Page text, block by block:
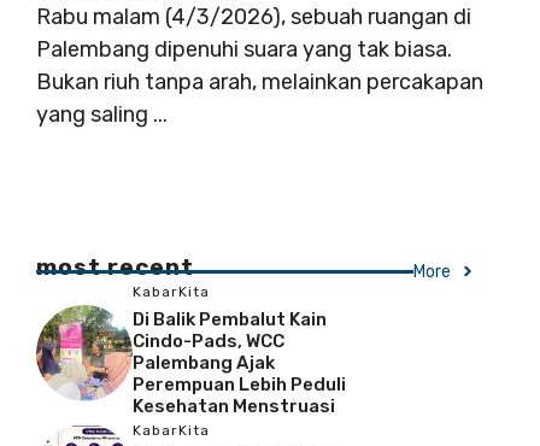
Rabu malam (4/3/2026), sebuah ruangan di
Palembang dipenuhi suara yang tak biasa.
Bukan riuh tanpa arah, melainkan percakapan
yang saling ...
most recent More
KabarKita
Di Balik Pembalut Kain
Cindo-Pads, WCC
Palembang Ajak
Perempuan Lebih Peduli
Kesehatan Menstruasi
KabarKita